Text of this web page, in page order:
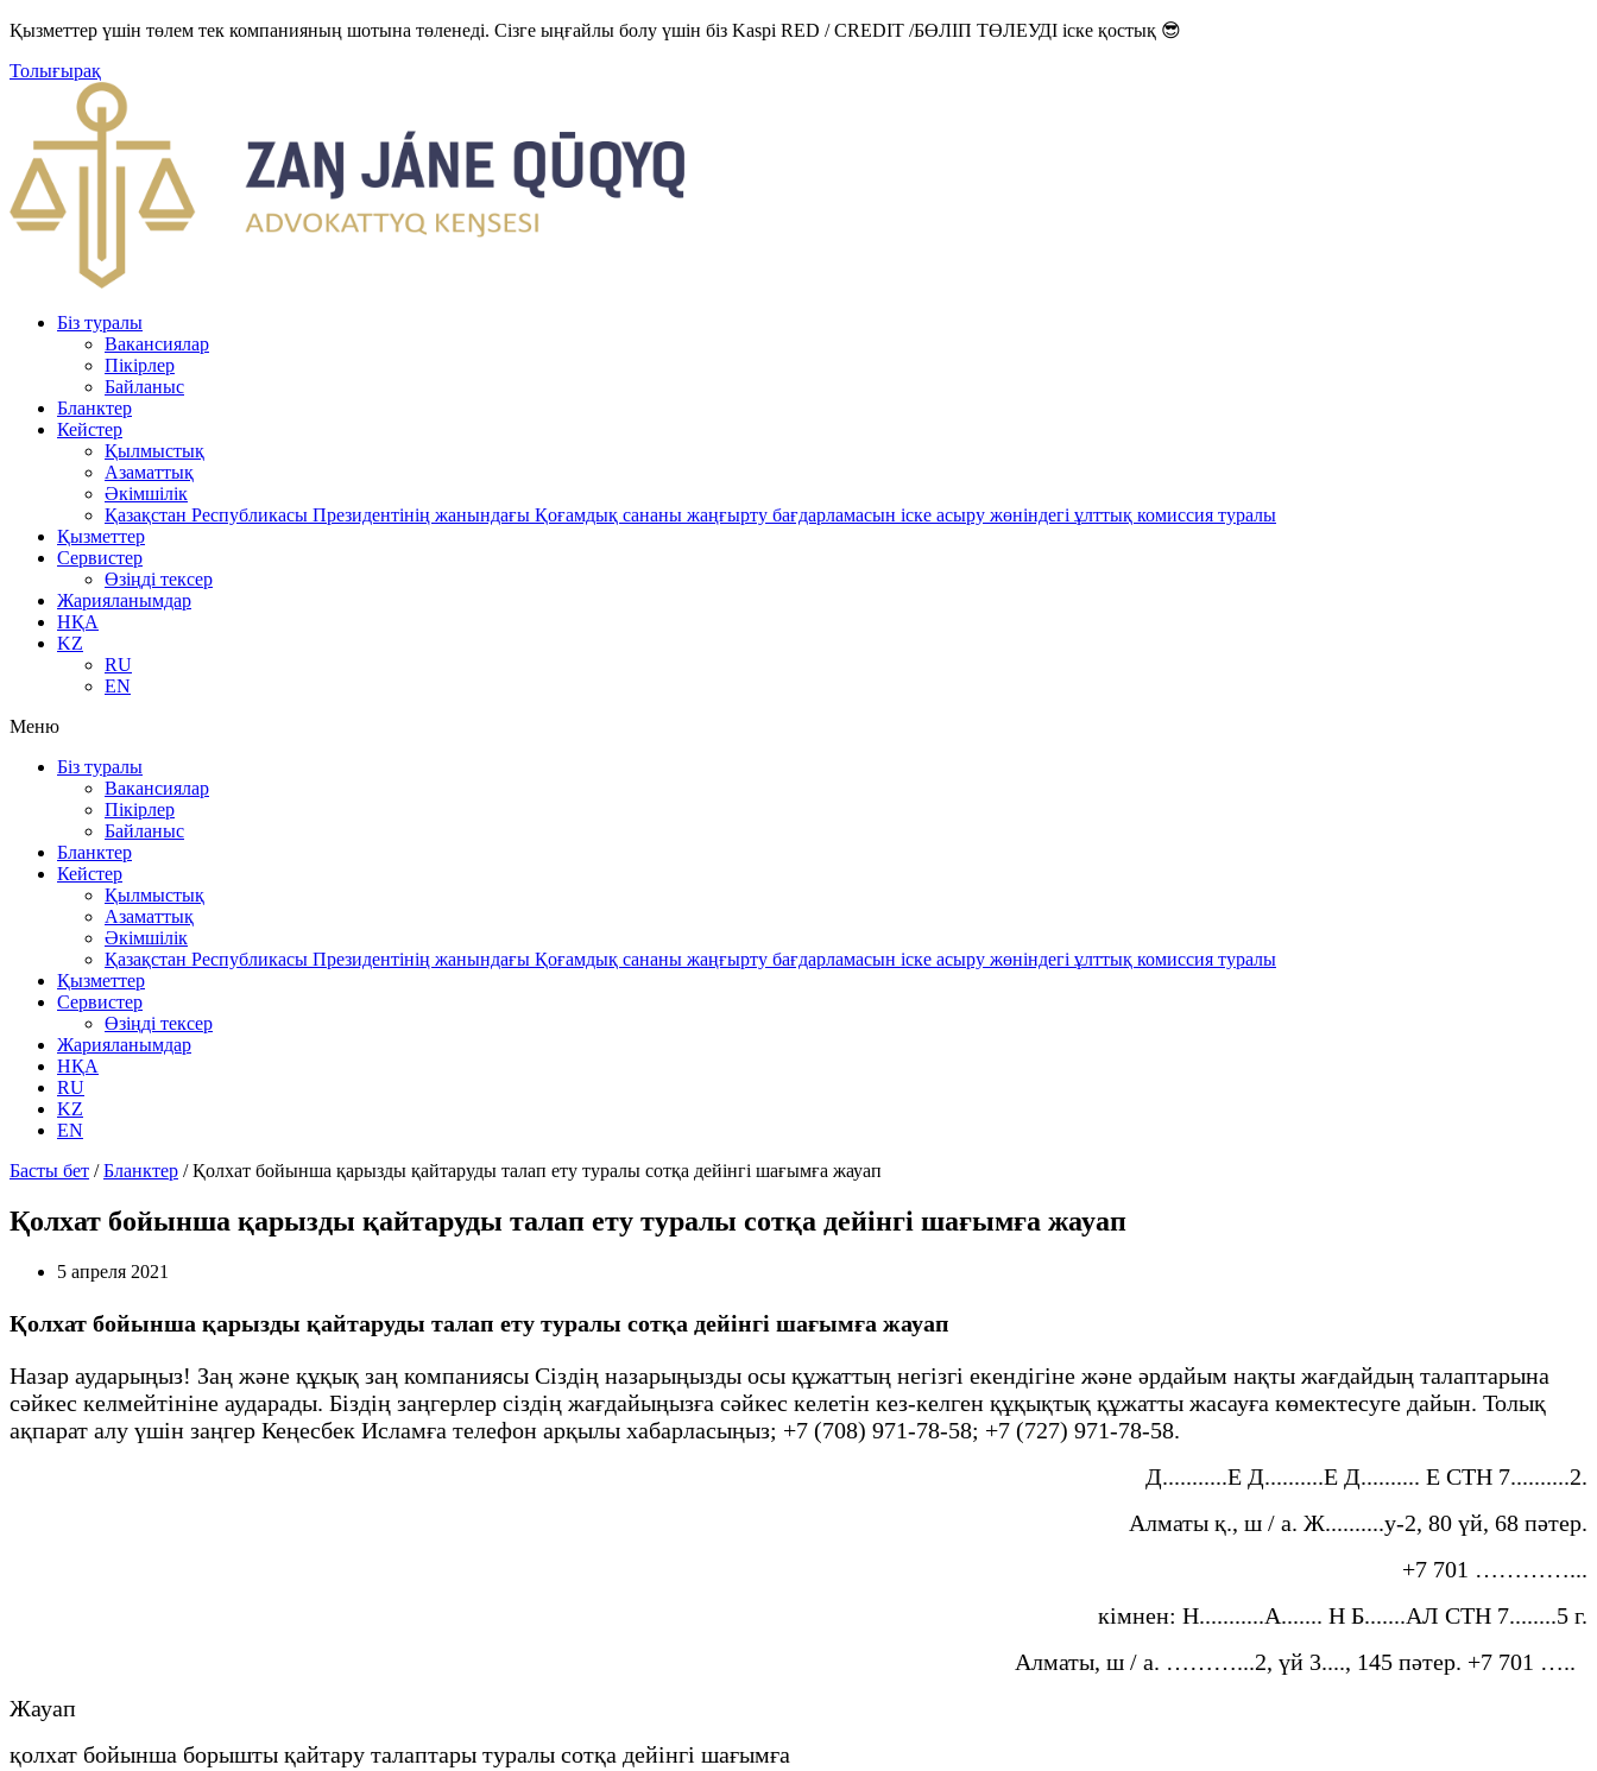
Қызметтер үшін төлем тек компанияның шотына төленеді. Сізге ыңғайлы болу үшін біз Kaspi RED / CREDIT /БӨЛІП ТӨЛЕУДІ іске қостық 😎
Толығырақ
Біз туралы
Вакансиялар
Пікірлер
Байланыс
Бланктер
Кейстер
Қылмыстық
Азаматтық
Әкімшілік
Қазақстан Республикасы Президентінің жанындағы Қоғамдық сананы жаңғырту бағдарламасын іске асыру жөніндегі ұлттық комиссия туралы
Қызметтер
Сервистер
Өзіңді тексер
Жарияланымдар
НҚА
KZ
RU
EN
Меню
Біз туралы
Вакансиялар
Пікірлер
Байланыс
Бланктер
Кейстер
Қылмыстық
Азаматтық
Әкімшілік
Қазақстан Республикасы Президентінің жанындағы Қоғамдық сананы жаңғырту бағдарламасын іске асыру жөніндегі ұлттық комиссия туралы
Қызметтер
Сервистер
Өзіңді тексер
Жарияланымдар
НҚА
RU
KZ
EN
Басты бет /Бланктер /Қолхат бойынша қарызды қайтаруды талап ету туралы сотқа дейінгі шағымға жауап
Қолхат бойынша қарызды қайтаруды талап ету туралы сотқа дейінгі шағымға жауап
5 апреля 2021
Қолхат бойынша қарызды қайтаруды талап ету туралы сотқа дейінгі шағымға жауап
Назар аударыңыз! Заң және құқық заң компаниясы Сіздің назарыңызды осы құжаттың негізгі екендігіне және әрдайым нақты жағдайдың талаптарына
сәйкес келмейтініне аударады. Біздің заңгерлер сіздің жағдайыңызға сәйкес келетін кез-келген құқықтық құжатты жасауға көмектесуге дайын. Толық
ақпарат алу үшін заңгер Кеңесбек Исламға телефон арқылы хабарласыңыз; +7 (708) 971-78-58; +7 (727) 971-78-58.
Д...........Е Д..........Е Д.......... Е СТН 7..........2.
Алматы қ., ш / а. Ж..........у-2, 80 үй, 68 пәтер.
+7 701 …………...
кімнен: Н...........А....... Н Б.......АЛ СТН 7........5 г.
Алматы, ш / а. ………...2, үй 3...., 145 пәтер. +7 701 …..
Жауап
қолхат бойынша борышты қайтару талаптары туралы сотқа дейінгі шағымға